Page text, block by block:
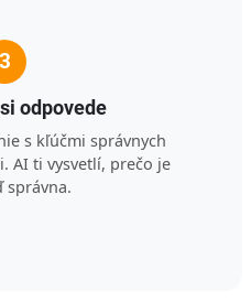
3
odpovede
s kľúčmi správnych
AI ti vysvetlí, prečo je
správna.